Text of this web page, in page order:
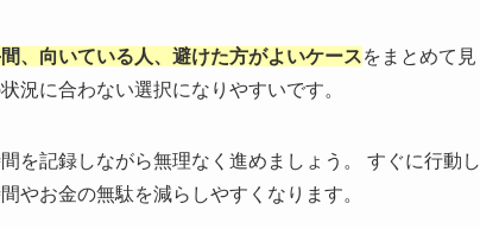
、向いている人、避けた方がよいケースをまとめて見
況に合わない選択になりやすいです。
を記録しながら無理なく進めましょう。 すぐに行動し
やお金の無駄を減らしやすくなります。